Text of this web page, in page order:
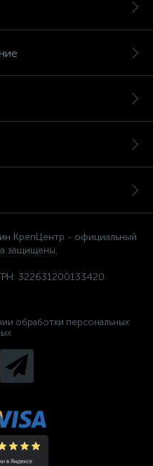
КрепЦентр - официальный
защищены.
322631200133420
обработки персональных